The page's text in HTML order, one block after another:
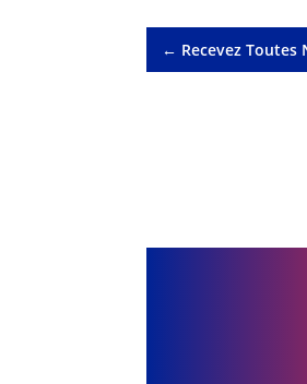
← Recevez Toutes